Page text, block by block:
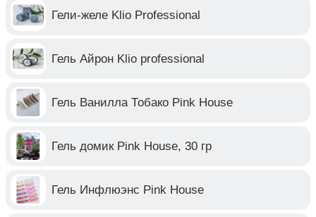
Гели-желе Klio Professional
Гель Айрон Klio professional
Гель Ванилла Тобако Pink House
Гель домик Pink House, 30 гр
Гель Инфлюэнс Pink House